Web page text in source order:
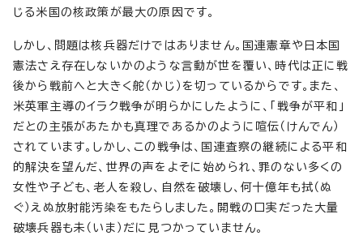
じる米国の核政策が最大の原因です。
しかし、問題は核兵器だけではありません。国連憲章や日本国
憲法さえ存在しないかのような言動が世を覆い、時代は正に戦
後から戦前へと大きく舵（かじ）を切っているからです。また、
米英軍主導のイラク戦争が明らかにしたように、「戦争が平和」
だとの主張があたかも真理であるかのように喧伝（けんでん）
されています。しかし、この戦争は、国連査察の継続による平和
的解決を望んだ、世界の声をよそに始められ、罪のない多くの
女性や子ども、老人を殺し、自然を破壊し、何十億年も拭（ぬ
ぐ）えぬ放射能汚染をもたらしました。開戦の口実だった大量
破壊兵器も未（いま）だに見つかっていません。